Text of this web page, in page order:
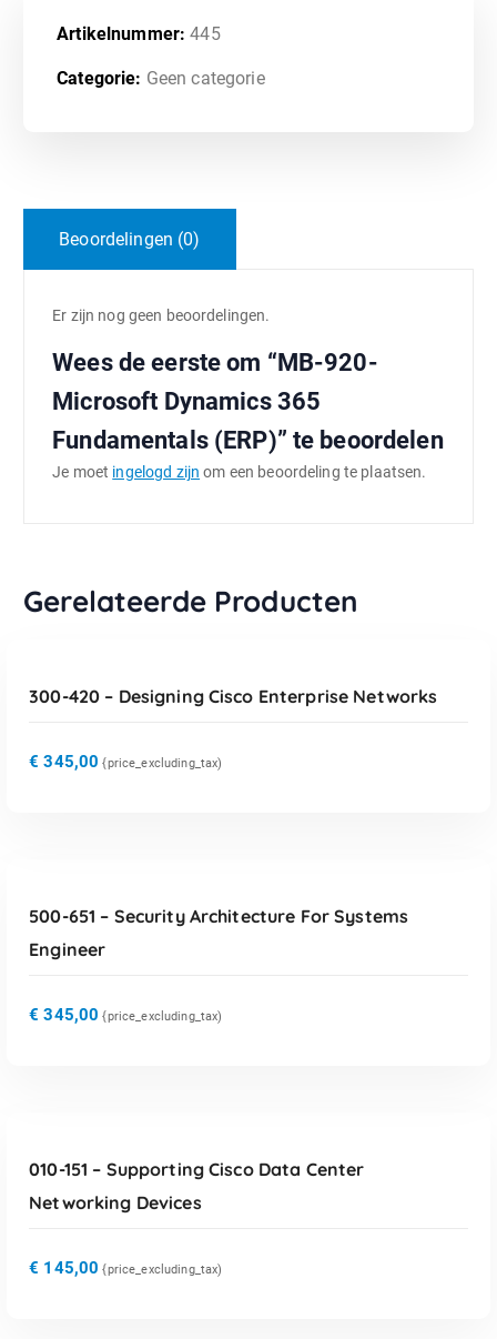
Artikelnummer:445
Categorie: Geen categorie
Beoordelingen (0)
Er zijn nog geen beoordelingen.
Wees de eerste om “MB-920-
Microsoft Dynamics 365
Fundamentals (ERP)” te beoordelen
Je moet ingelogd zijn om een beoordeling te plaatsen.
Gerelateerde Producten
300-420 – Designing Cisco Enterprise Networks
€ 345,00 {price_excluding_tax)
500-651 – Security Architecture For Systems
Engineer
€ 345,00 {price_excluding_tax)
010-151 – Supporting Cisco Data Center
Networking Devices
€ 145,00 {price_excluding_tax)